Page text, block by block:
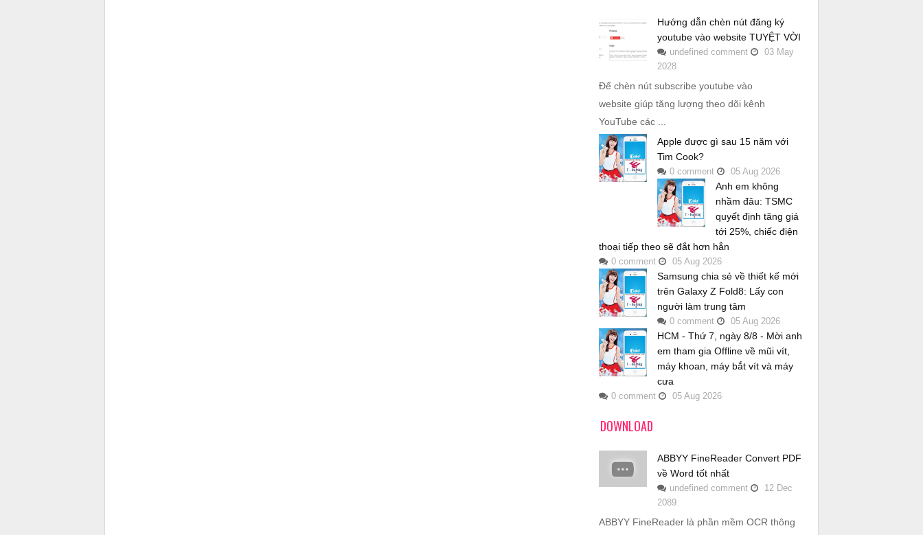
Hướng dẫn chèn nút đăng ký
youtube vào website TUYỆT VỜI
undefined comment 03 May
2028
Để chèn nút subscribe youtube vào
website giúp tăng lượng theo dõi kênh
YouTube các ...
Apple được gì sau 15 năm với
Tim Cook?
0 comment 05 Aug 2026
Anh em không
nhầm đâu: TSMC
quyết định tăng giá
tới 25%, chiếc điện
thoại tiếp theo sẽ đắt hơn hẳn
0 comment 05 Aug 2026
Samsung chia sẻ về thiết kế mới
trên Galaxy Z Fold8: Lấy con
người làm trung tâm
0 comment 05 Aug 2026
HCM - Thứ 7, ngày 8/8 - Mời anh
em tham gia Offline về mũi vít,
máy khoan, máy bắt vít và máy
cưa
0 comment 05 Aug 2026
DOWNLOAD
ABBYY FineReader Convert PDF
về Word tốt nhất
undefined comment 12 Dec
2089
ABBYY FineReader là phần mềm OCR thông